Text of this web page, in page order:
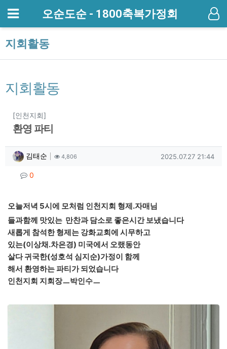
메뉴 오순도순 - 1800축복가정회
지회활동
지회활동
[인천지회]
환영 파티
작성자 정보
김태순 작성4,806조회 작성일
2025.07.27 21:44
컨텐츠 정보
0
본문
오늘저녁 5시에 모처럼 인천지회 형제.자매님
들과함께 맛있는 만찬과담소로 좋은시간 보냈습니다
새롭게 참석한 형제는 강화교회에 시무하고
있는(이상채.차은경) 미국에서 오랬동안
살다 귀국한(성호석 심지순)가정이 함께
해서 환영하는 파티가되었습니다
인천지회 지회장ㅡ박인수ㅡ